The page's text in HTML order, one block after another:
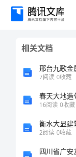
化
相关文档
7阅读 0收藏
16阅读 0收藏
2阅读 0收藏